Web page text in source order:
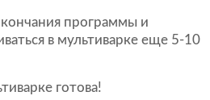
программы и
в мультиварке еще 5-10
готова!